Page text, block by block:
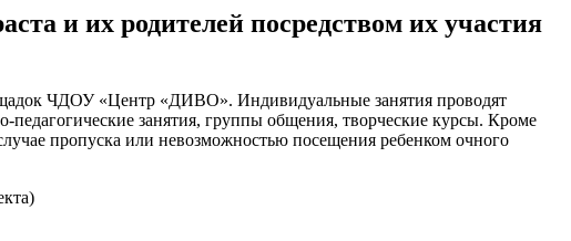
и их родителей посредством их участия
ЧДОУ «Центр «ДИВО». Индивидуальные занятия проводят
педагогические занятия, группы общения, творческие курсы. Кроме
пропуска или невозможностью посещения ребенком очного